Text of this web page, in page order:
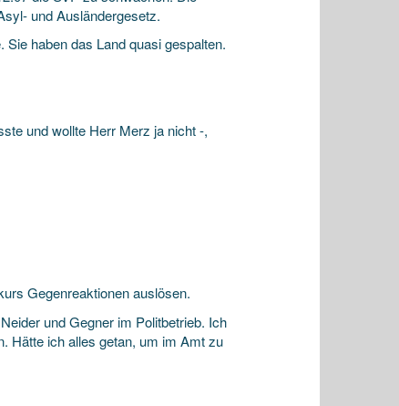
und Ausländergesetz.
haben das Land quasi gespalten.
und wollte Herr Merz ja nicht -,
Gegenreaktionen auslösen.
und Gegner im Politbetrieb. Ich
Hätte ich alles getan, um im Amt zu